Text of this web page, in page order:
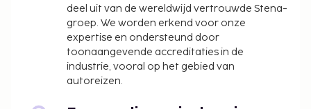
geldt mogelijk niet het hele jaar lang. Er gelden
mogelijk ook andere uitzonderingen en
kortingen. Neem voor meer informatie contact
op met de accommodatie via de
contactgegevens in de boekingsbevestiging.
deel uit van de wereldwijd vertrouwde Stena-
groep. We worden erkend voor onze
expertise en ondersteund door
toonaangevende accreditaties in de
industrie, vooral op het gebied van
autoreizen.